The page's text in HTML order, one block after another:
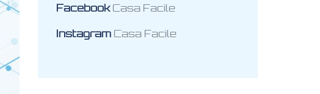
Facebook Casa Facile
Instagram Casa Facile